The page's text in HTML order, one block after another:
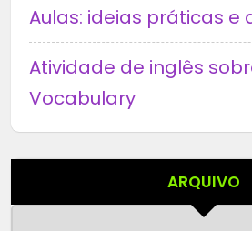
Aulas: ideias práticas e
Atividade de inglês
Vocabulary
ARQUIVO